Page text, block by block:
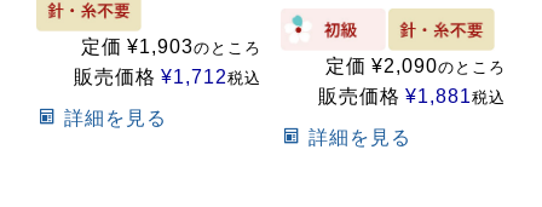
定価 ¥1,903のところ
販売価格 ¥1,712税込
詳細を見る
定価 ¥2,090のところ
販売価格 ¥1,881税込
詳細を見る